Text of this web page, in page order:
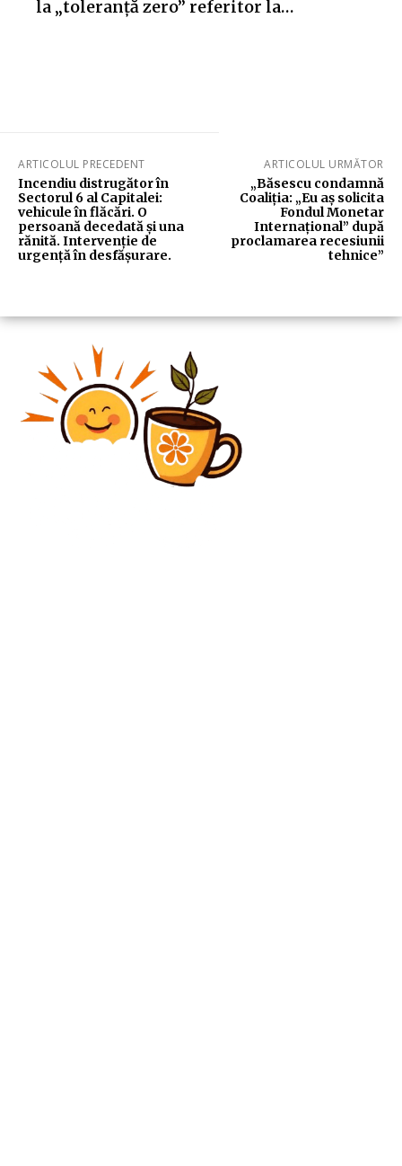
la „toleranță zero” referitor la…
ARTICOLUL PRECEDENT
Incendiu distrugător în
Sectorul 6 al Capitalei:
vehicule în flăcări. O
persoană decedată și una
rănită. Intervenție de
urgență în desfășurare.
ARTICOLUL URMĂTOR
„Băsescu condamnă
Coaliția: „Eu aș solicita
Fondul Monetar
Internațional” după
proclamarea recesiunii
tehnice”